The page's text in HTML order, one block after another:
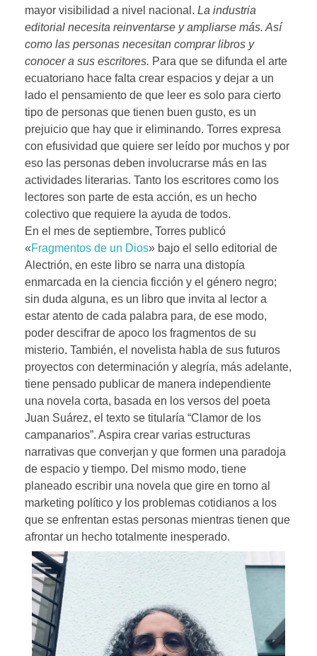
mayor visibilidad a nivel nacional. La industria
editorial necesita reinventarse y ampliarse más. Así
como las personas necesitan comprar libros y
conocer a sus escritores. Para que se difunda el arte
ecuatoriano hace falta crear espacios y dejar a un
lado el pensamiento de que leer es solo para cierto
tipo de personas que tienen buen gusto, es un
prejuicio que hay que ir eliminando. Torres expresa
con efusividad que quiere ser leído por muchos y por
eso las personas deben involucrarse más en las
actividades literarias. Tanto los escritores como los
lectores son parte de esta acción, es un hecho
colectivo que requiere la ayuda de todos.
En el mes de septiembre, Torres publicó
«Fragmentos de un Dios» bajo el sello editorial de
Alectrión, en este libro se narra una distopía
enmarcada en la ciencia ficción y el género negro;
sin duda alguna, es un libro que invita al lector a
estar atento de cada palabra para, de ese modo,
poder descifrar de apoco los fragmentos de su
misterio. También, el novelista habla de sus futuros
proyectos con determinación y alegría, más adelante,
tiene pensado publicar de manera independiente
una novela corta, basada en los versos del poeta
Juan Suárez, el texto se titularía “Clamor de los
campanarios”. Aspira crear varias estructuras
narrativas que converjan y que formen una paradoja
de espacio y tiempo. Del mismo modo, tiene
planeado escribir una novela que gire en torno al
marketing político y los problemas cotidianos a los
que se enfrentan estas personas mientras tienen que
afrontar un hecho totalmente inesperado.